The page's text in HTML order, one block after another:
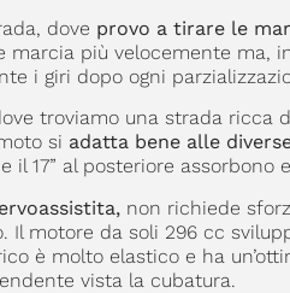
dove provo a tirare le
più velocemente ma,
i giri dopo ogni
troviamo una strada ricca
si adatta bene alle
il 17” al posteriore
non richiede
Il motore da soli 296 cc
è molto elastico e ha
vista la cubatura.